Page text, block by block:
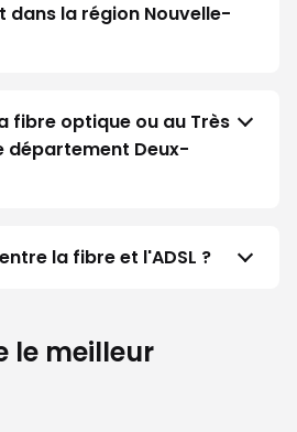
dans la région Nouvelle-
fibre optique ou au Très
département Deux-
la fibre et l'ADSL ?
le meilleur